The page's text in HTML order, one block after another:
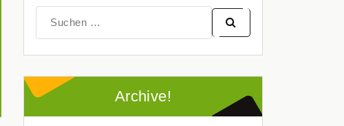
nach:
Archive!